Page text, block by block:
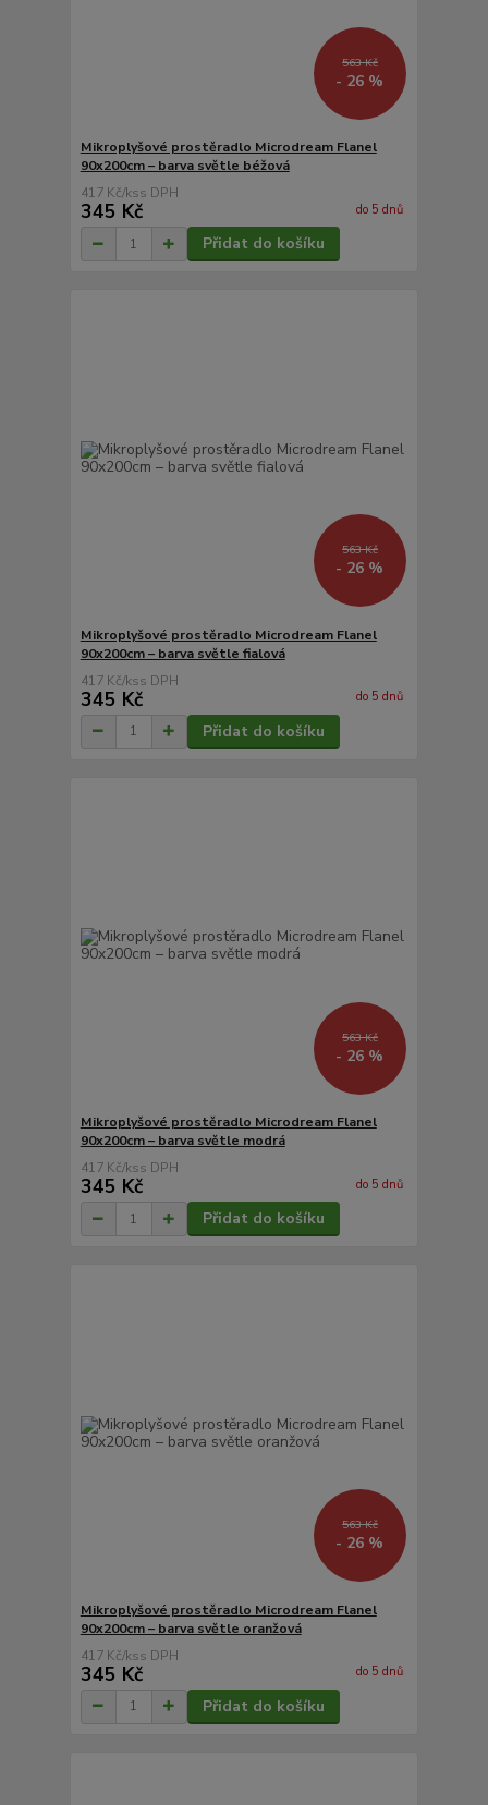
563 Kč
- 26 %
Mikroplyšové prostěradlo Microdream Flanel
90x200cm – barva světle béžová
417 Kč/ks
345 Kč do 5 dnů
Přidat do košíku
563 Kč
- 26 %
Mikroplyšové prostěradlo Microdream Flanel
90x200cm – barva světle fialová
417 Kč/ks
345 Kč do 5 dnů
Přidat do košíku
563 Kč
- 26 %
Mikroplyšové prostěradlo Microdream Flanel
90x200cm – barva světle modrá
417 Kč/ks
345 Kč do 5 dnů
Přidat do košíku
563 Kč
- 26 %
Mikroplyšové prostěradlo Microdream Flanel
90x200cm – barva světle oranžová
417 Kč/ks
345 Kč do 5 dnů
Přidat do košíku